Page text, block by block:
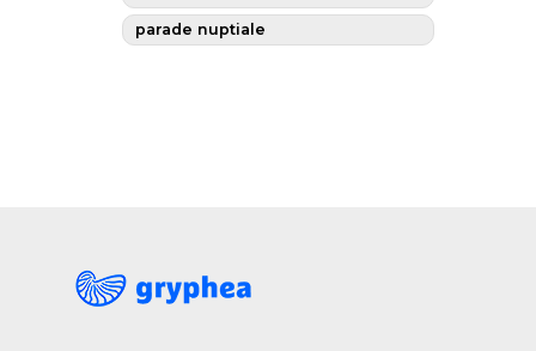
parade nuptiale